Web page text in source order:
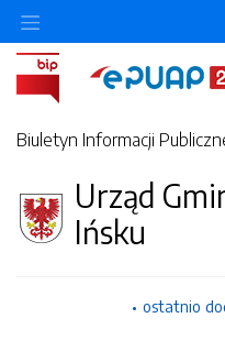
Biuletyn Informacji
Urząd
Ińsku
ostatnio